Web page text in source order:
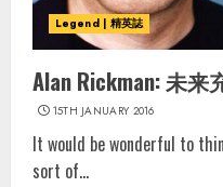
Legend | 精英誌
Alan Rickman: 未来
15TH JANUARY 2016
It would be wonderful to
sort of...